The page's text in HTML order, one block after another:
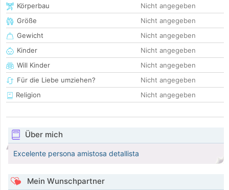
Körperbau
Nicht angegeben
Größe
Nicht angegeben
Gewicht
Nicht angegeben
Kinder
Nicht angegeben
Will Kinder
Nicht angegeben
Für die Liebe umziehen?
Nicht angegeben
Religion
Nicht angegeben
Über mich
Excelente persona amistosa detallista
Mein Wunschpartner